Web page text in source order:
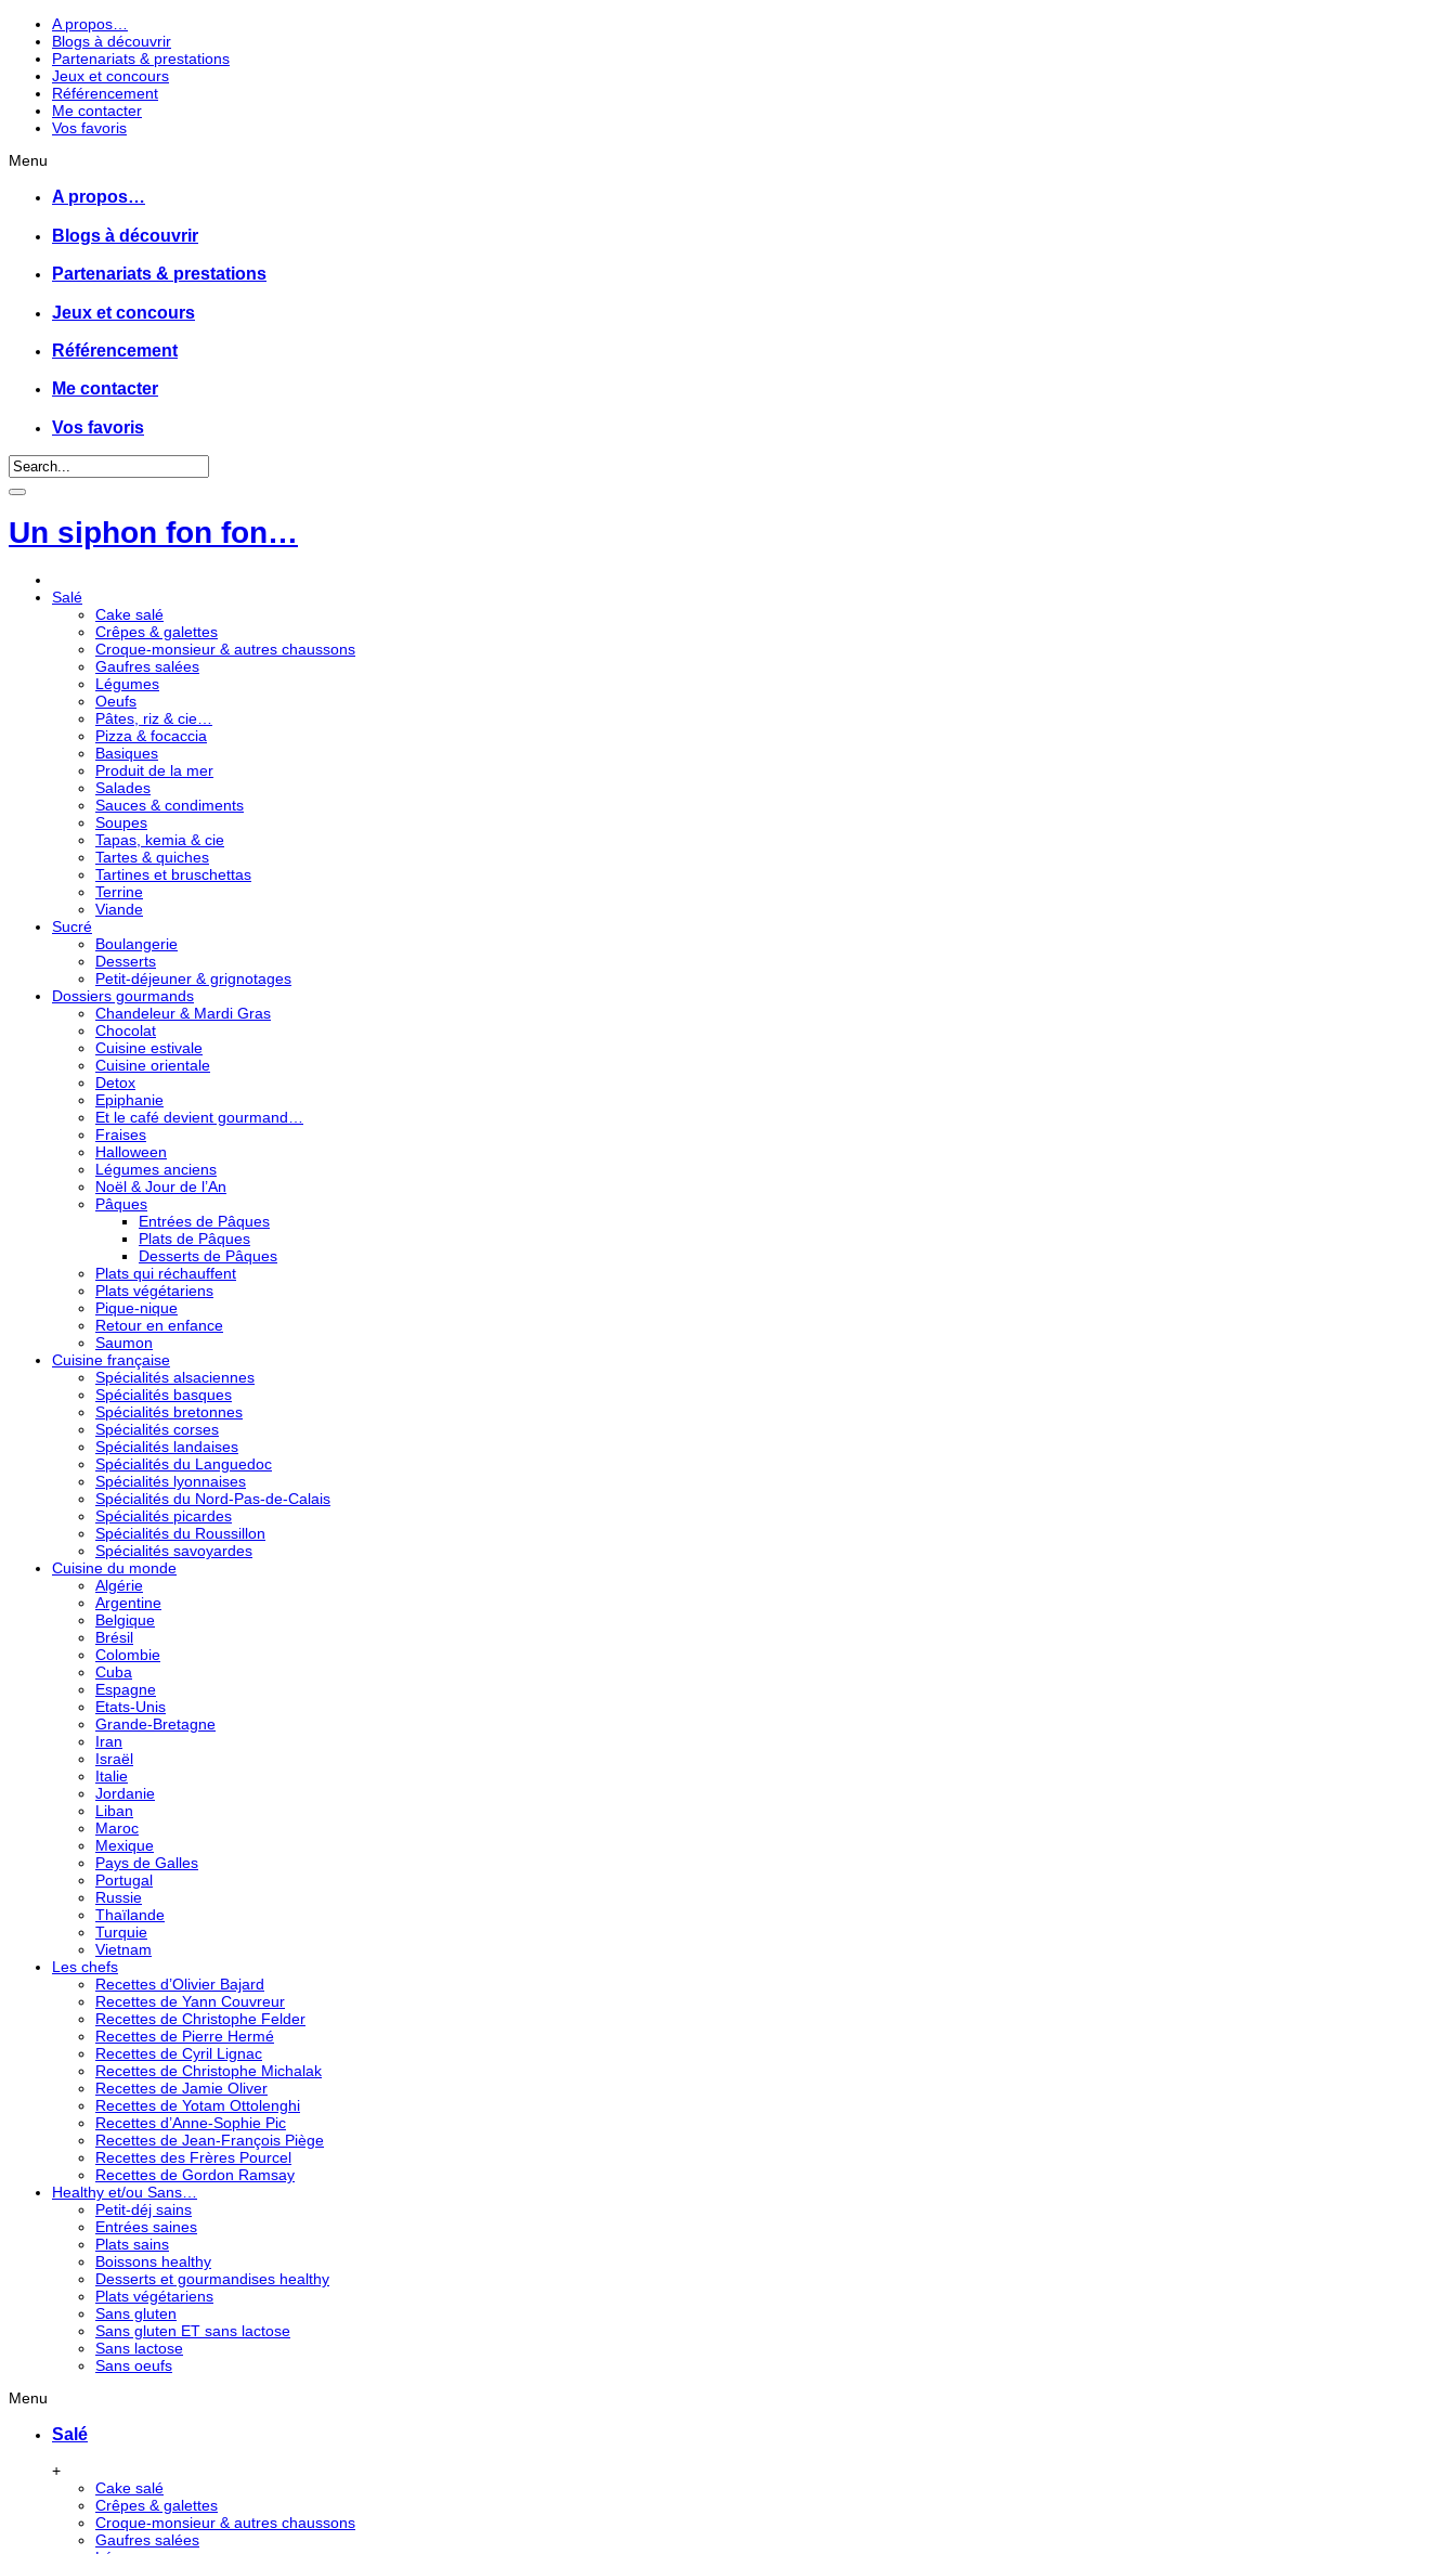
A propos…
Blogs à découvrir
Partenariats & prestations
Jeux et concours
Référencement
Me contacter
Vos favoris
Menu
A propos…
Blogs à découvrir
Partenariats & prestations
Jeux et concours
Référencement
Me contacter
Vos favoris
Un siphon fon fon…
Salé
Cake salé
Crêpes & galettes
Croque-monsieur & autres chaussons
Gaufres salées
Légumes
Oeufs
Pâtes, riz & cie…
Pizza & focaccia
Basiques
Produit de la mer
Salades
Sauces & condiments
Soupes
Tapas, kemia & cie
Tartes & quiches
Tartines et bruschettas
Terrine
Viande
Sucré
Boulangerie
Desserts
Petit-déjeuner & grignotages
Dossiers gourmands
Chandeleur & Mardi Gras
Chocolat
Cuisine estivale
Cuisine orientale
Detox
Epiphanie
Et le café devient gourmand…
Fraises
Halloween
Légumes anciens
Noël & Jour de l’An
Pâques
Entrées de Pâques
Plats de Pâques
Desserts de Pâques
Plats qui réchauffent
Plats végétariens
Pique-nique
Retour en enfance
Saumon
Cuisine française
Spécialités alsaciennes
Spécialités basques
Spécialités bretonnes
Spécialités corses
Spécialités landaises
Spécialités du Languedoc
Spécialités lyonnaises
Spécialités du Nord-Pas-de-Calais
Spécialités picardes
Spécialités du Roussillon
Spécialités savoyardes
Cuisine du monde
Algérie
Argentine
Belgique
Brésil
Colombie
Cuba
Espagne
Etats-Unis
Grande-Bretagne
Iran
Israël
Italie
Jordanie
Liban
Maroc
Mexique
Pays de Galles
Portugal
Russie
Thaïlande
Turquie
Vietnam
Les chefs
Recettes d’Olivier Bajard
Recettes de Yann Couvreur
Recettes de Christophe Felder
Recettes de Pierre Hermé
Recettes de Cyril Lignac
Recettes de Christophe Michalak
Recettes de Jamie Oliver
Recettes de Yotam Ottolenghi
Recettes d’Anne-Sophie Pic
Recettes de Jean-François Piège
Recettes des Frères Pourcel
Recettes de Gordon Ramsay
Healthy et/ou Sans…
Petit-déj sains
Entrées saines
Plats sains
Boissons healthy
Desserts et gourmandises healthy
Plats végétariens
Sans gluten
Sans gluten ET sans lactose
Sans lactose
Sans oeufs
Menu
Salé
+
Cake salé
Crêpes & galettes
Croque-monsieur & autres chaussons
Gaufres salées